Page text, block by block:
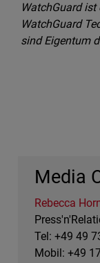
WatchGuard
WatchGuard
sind Eigentum
Media
Rebecca
Tel: +49 49
Mobil: +49